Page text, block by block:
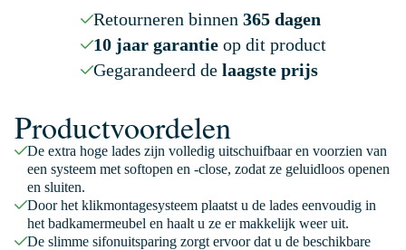
Retourneren binnen 365 dagen
10 jaar garantieop dit product
Gegarandeerd de laagste prijs
Productvoordelen
De extra hoge lades zijn volledig uitschuifbaar en voorzien van
een systeem met softopen en -close, zodat ze geluidloos openen
en sluiten.
Door het klikmontagesysteem plaatst u de lades eenvoudig in
het badkamermeubel en haalt u ze er makkelijk weer uit.
De slimme sifonuitsparing zorgt ervoor dat u de beschikbare